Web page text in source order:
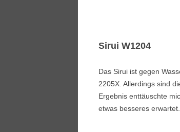
Sirui W1204
Das Sirui ist gegen
2205X. Allerdings sind
Ergebnis enttäuschte
etwas besseres